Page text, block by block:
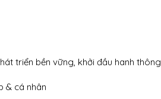
triển bền vững, khởi đầu hanh thông
& cá nhân